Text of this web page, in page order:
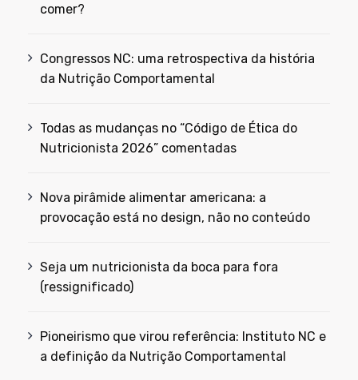
comer?
Congressos NC: uma retrospectiva da história
da Nutrição Comportamental
Todas as mudanças no “Código de Ética do
Nutricionista 2026” comentadas
Nova pirâmide alimentar americana: a
provocação está no design, não no conteúdo
Seja um nutricionista da boca para fora
(ressignificado)
Pioneirismo que virou referência: Instituto NC e
a definição da Nutrição Comportamental